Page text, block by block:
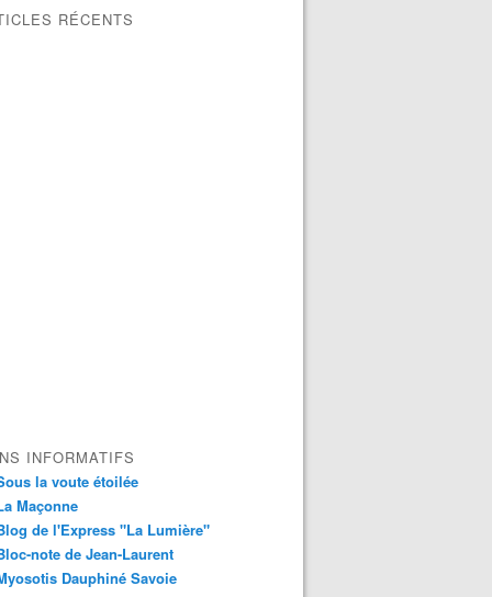
RÉCENTS
INFORMATIFS
la voute étoilée
Maçonne
de l'Express "La Lumière"
note de Jean-Laurent
Dauphiné Savoie